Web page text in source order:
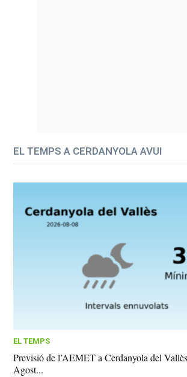
EL TEMPS A CERDANYOLA AVUI
EL TEMPS
Previsió de l’AEMET a Cerdanyola del
Agost...